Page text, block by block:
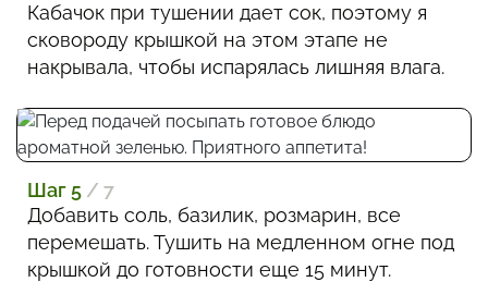
Кабачок при тушении дает сок, поэтому я
сковороду крышкой на этом этапе не
накрывала, чтобы испарялась лишняя влага.
Шаг 5 / 7
Добавить соль, базилик, розмарин, все
перемешать. Тушить на медленном огне под
крышкой до готовности еще 15 минут.